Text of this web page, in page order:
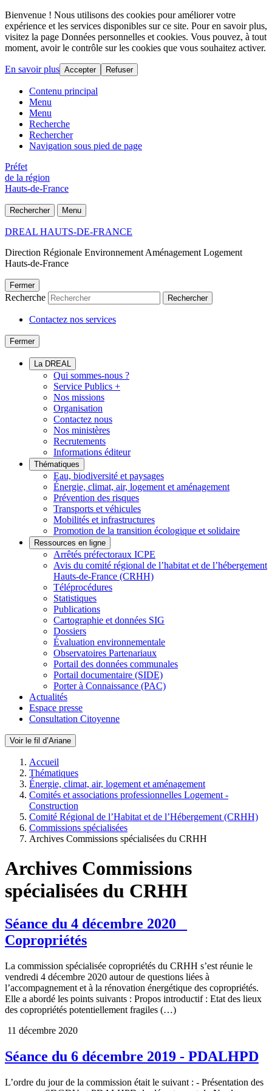
Bienvenue ! Nous utilisons des cookies pour améliorer votre
expérience et les services disponibles sur ce site. Pour en savoir plus,
visitez la page Données personnelles et cookies. Vous pouvez, à tout
moment, avoir le contrôle sur les cookies que vous souhaitez activer.
En savoir plus Accepter Refuser
Contenu principal
Menu
Menu
Recherche
Rechercher
Navigation sous pied de page
Préfet
de la région
Hauts-de-France
Rechercher Menu
DREAL HAUTS-DE-FRANCE
Direction Régionale Environnement Aménagement Logement
Hauts-de-France
Fermer
Recherche Rechercher
Contactez nos services
Fermer
La DREAL
Qui sommes-nous ?
Service Publics +
Nos missions
Organisation
Contactez nous
Nos ministères
Recrutements
Informations éditeur
Thématiques
Eau, biodiversité et paysages
Énergie, climat, air, logement et aménagement
Prévention des risques
Transports et véhicules
Mobilités et infrastructures
Promotion de la transition écologique et solidaire
Ressources en ligne
Arrêtés préfectoraux ICPE
Avis du comité régional de l’habitat et de l’hébergement
Hauts-de-France (CRHH)
Téléprocédures
Statistiques
Publications
Cartographie et données SIG
Dossiers
Évaluation environnementale
Observatoires Partenariaux
Portail des données communales
Portail documentaire (SIDE)
Porter à Connaissance (PAC)
Actualités
Espace presse
Consultation Citoyenne
Voir le fil d’Ariane
Accueil
Thématiques
Énergie, climat, air, logement et aménagement
Comités et associations professionnelles Logement -
Construction
Comité Régional de l’Habitat et de l’Hébergement (CRHH)
Commissions spécialisées
Archives Commissions spécialisées du CRHH
Archives Commissions
spécialisées du CRHH
Séance du 4 décembre 2020 _
Copropriétés
La commission spécialisée copropriétés du CRHH s’est réunie le
vendredi 4 décembre 2020 autour de questions liées à
l’accompagnement et à la rénovation énergétique des copropriétés.
Elle a abordé les points suivants : Propos introductif : Etat des lieux
des copropriétés potentiellement fragiles (…)
11 décembre 2020
Séance du 6 décembre 2019 - PDALHPD
L’ordre du jour de la commission était le suivant : - Présentation des